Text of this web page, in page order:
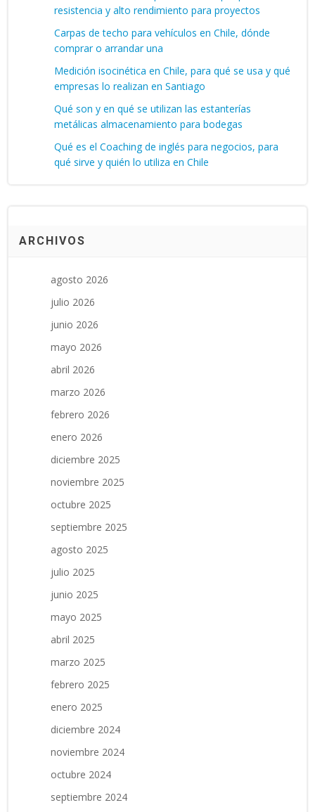
resistencia y alto rendimiento para proyectos
Carpas de techo para vehículos en Chile, dónde
comprar o arrandar una
Medición isocinética en Chile, para qué se usa y qué
empresas lo realizan en Santiago
Qué son y en qué se utilizan las estanterías
metálicas almacenamiento para bodegas
Qué es el Coaching de inglés para negocios, para
qué sirve y quién lo utiliza en Chile
ARCHIVOS
agosto 2026
julio 2026
junio 2026
mayo 2026
abril 2026
marzo 2026
febrero 2026
enero 2026
diciembre 2025
noviembre 2025
octubre 2025
septiembre 2025
agosto 2025
julio 2025
junio 2025
mayo 2025
abril 2025
marzo 2025
febrero 2025
enero 2025
diciembre 2024
noviembre 2024
octubre 2024
septiembre 2024